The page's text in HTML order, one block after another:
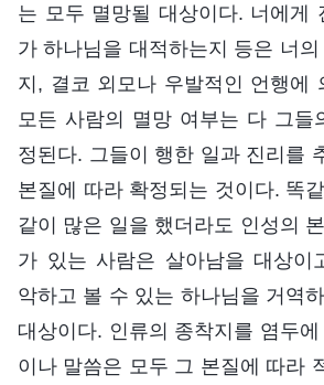
는 모두 멸망될 대상이다. 너에게
가 하나님을 대적하는지 등은 너
지, 결코 외모나 우발적인 언행에
모든 사람의 멸망 여부는 다 그들
정된다. 그들이 행한 일과 진리를
본질에 따라 확정되는 것이다. 똑
같이 많은 일을 했더라도 인성의
가 있는 사람은 살아남을 대상이
악하고 볼 수 있는 하나님을 거역
대상이다. 인류의 종착지를 염두
이나 말씀은 모두 그 본질에 따라